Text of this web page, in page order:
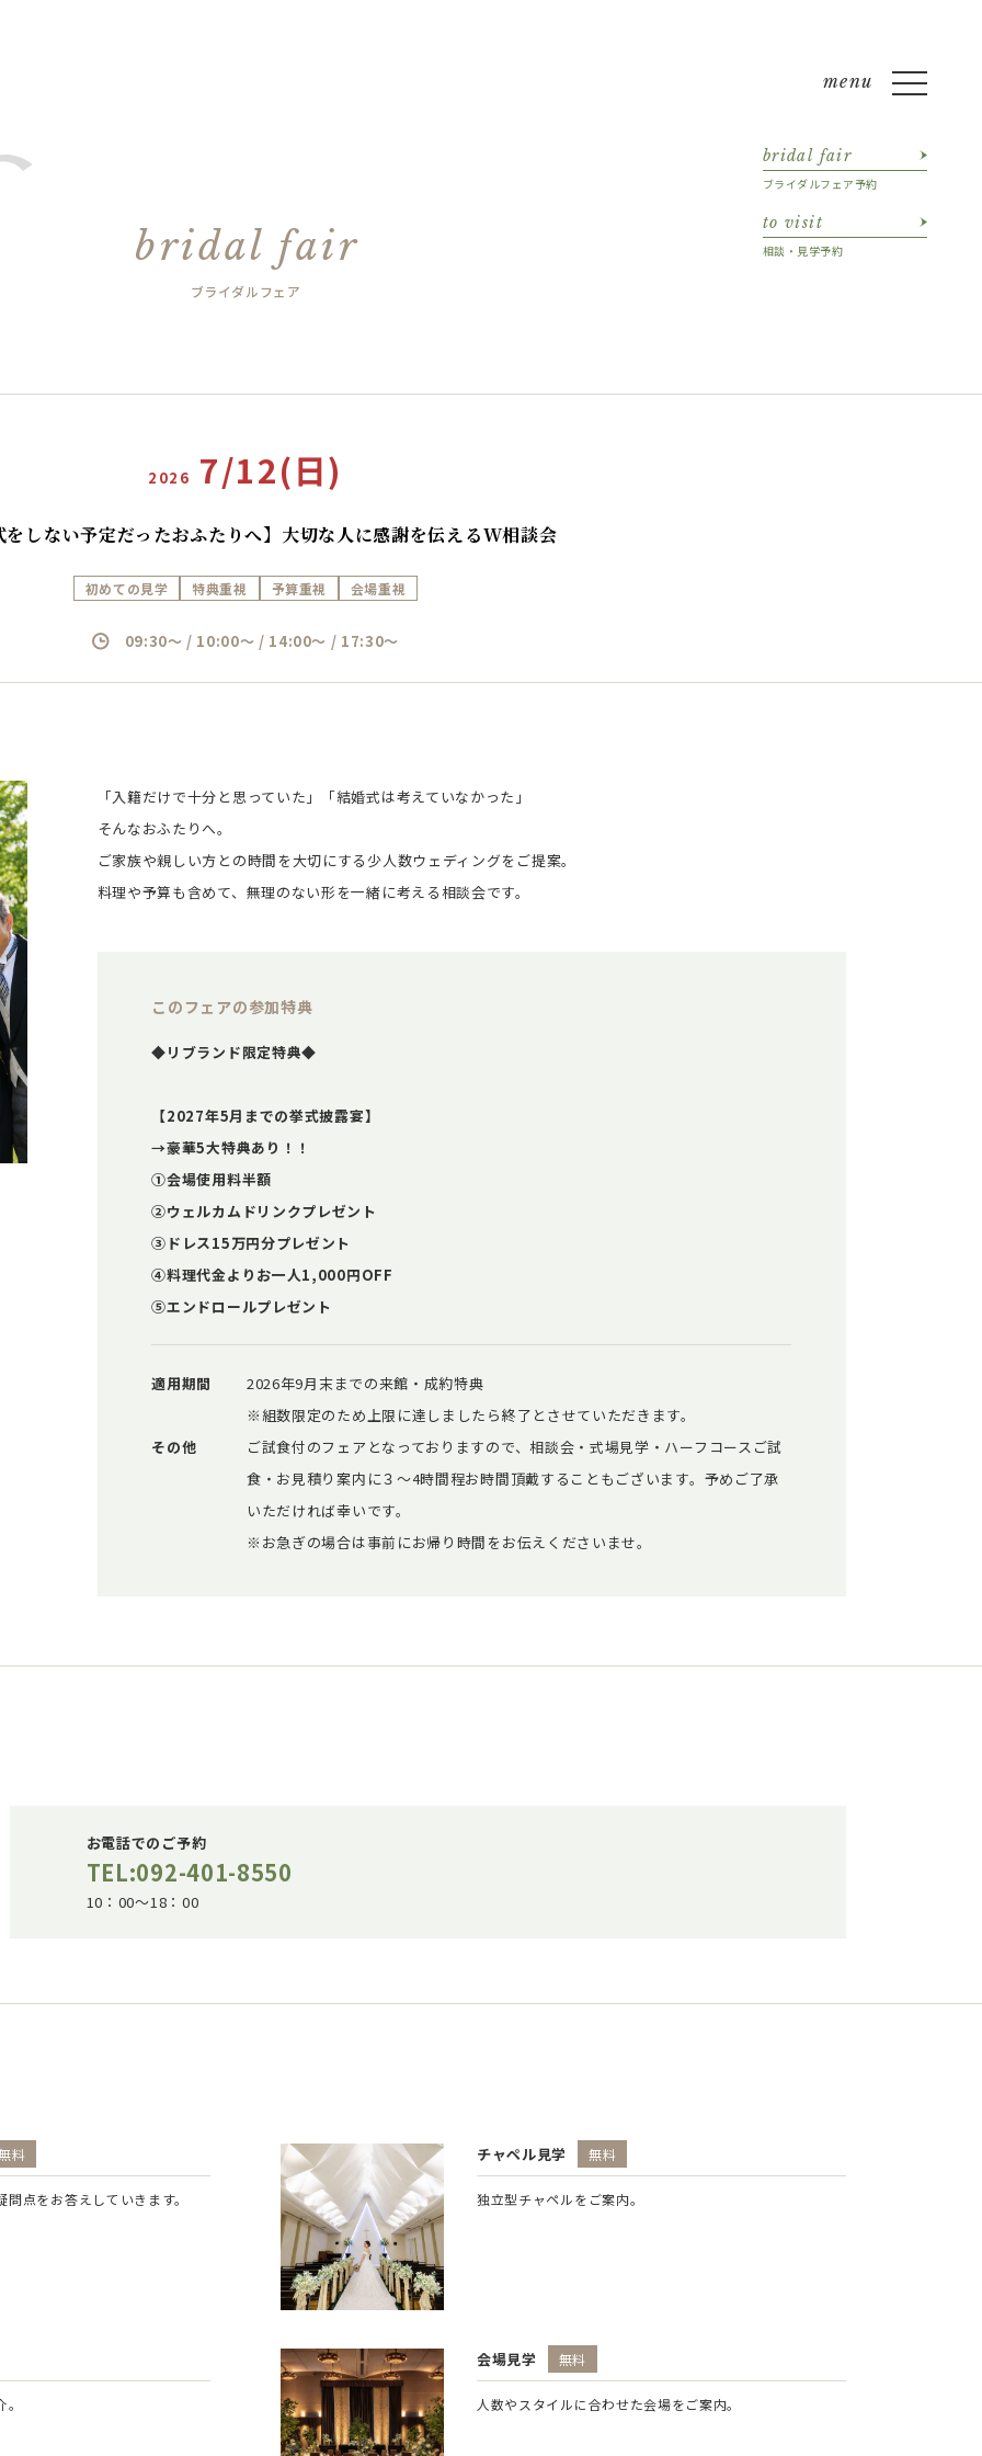
bridal fair
ブライダルフェア予約
to visit
相談・見学予約
bridal fair
ブライダルフェア
2026 7/12(日)
をしない予定だったおふたりへ】大切な人に感謝を伝えるW相談会
初めての見学 特典重視 予算重視 会場重視
09:30～ / 10:00～ / 14:00～ / 17:30～
「入籍だけで十分と思っていた」「結婚式は考えていなかった」
そんなおふたりへ。
ご家族や親しい方との時間を大切にする少人数ウェディングをご提案。
料理や予算も含めて、無理のない形を一緒に考える相談会です。
このフェアの参加特典
◆リブランド限定特典◆
【2027年5月までの挙式披露宴】
→豪華5大特典あり！！
①会場使用料半額
②ウェルカムドリンクプレゼント
③ドレス15万円分プレゼント
④料理代金よりお一人1,000円OFF
⑤エンドロールプレゼント
適用期間
2026年9月末までの来館・成約特典
※組数限定のため上限に達しましたら終了とさせていただきます。
その他
ご試食付のフェアとなっておりますので、相談会・式場見学・ハーフコースご試
食・お見積り案内に３～4時間程お時間頂戴することもございます。予めご了承
いただければ幸いです。
※お急ぎの場合は事前にお帰り時間をお伝えくださいませ。
お電話でのご予約
TEL:092-401-8550
10：00～18：00
料
点をお答えしていきます。
チャペル見学 無料
独立型チャペルをご案内。
会場見学 無料
人数やスタイルに合わせた会場をご案内。